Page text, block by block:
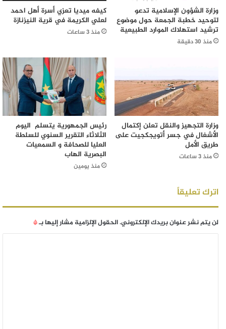
وزارة الشؤون الإسلامية تدعو
لتوحيد خطبة الجمعة حول موضوع
ترشيد استهلاك الموارد الطبيعية
منذ 30 دقيقة
كيفه ميديا تعزي أسرة أهل احمد
لعلي الكريمة في قرية النيزنازة
منذ 3 ساعات
وزارة التجهيز والنقل تعلن إكتمال
الأشغال في جسر أتويجكجيت على
طريق الأمل
منذ 3 ساعات
رئيس الجمهورية يتسلم اليوم
الثلاثاء التقرير السنوي للسلطة
العليا للصحافة و السمعيات
البصرية الهاب
منذ يومين
اترك تعليقاً
لن يتم نشر عنوان بريدك الإلكتروني.الحقول الإلزامية مشار إليها بـ*